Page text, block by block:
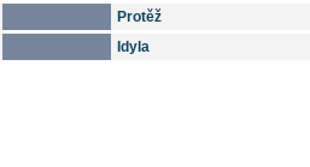
Protěž
Idyla